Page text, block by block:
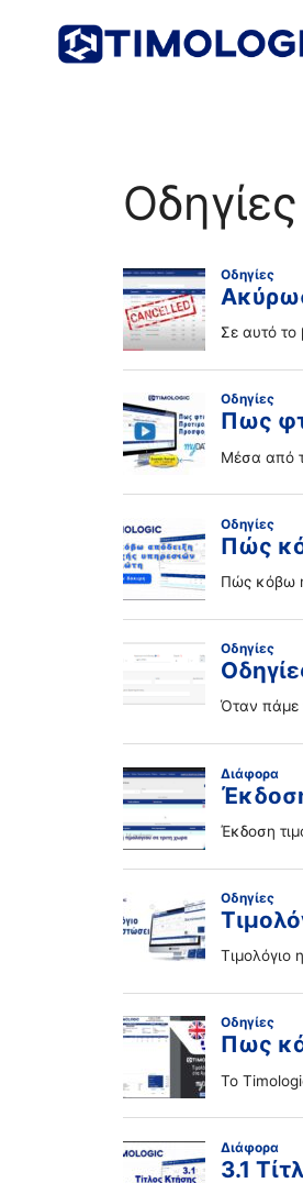
περιεχόμενο